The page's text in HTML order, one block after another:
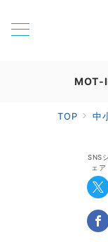
MOT-
TOP 中
SNSシ
ェア